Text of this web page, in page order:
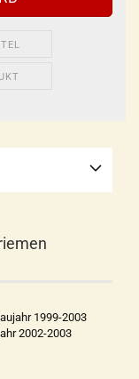
1999-2003
2002-2003